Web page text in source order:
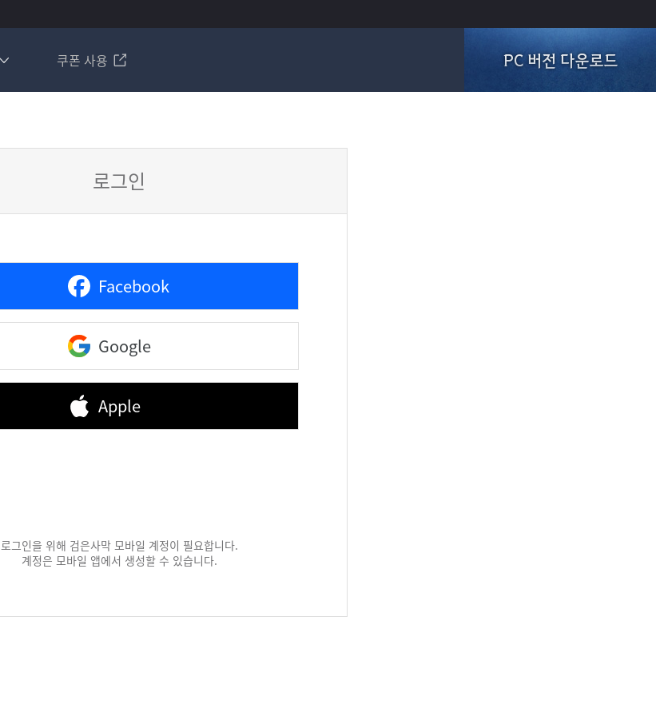
쿠폰 사용 PC 버전 다운로드
로그인
Facebook
Google
Apple
로그인을 위해 검은사막 모바일 계정이 필요합니다.
계정은 모바일 앱에서 생성할 수 있습니다.